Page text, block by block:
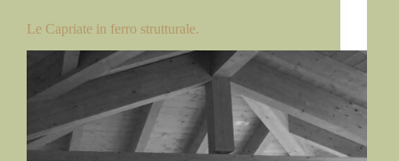
Le Capriate in ferro strutturale.